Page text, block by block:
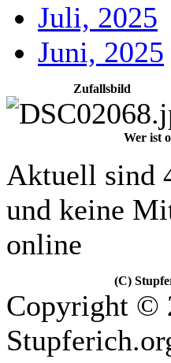
Juli, 2025
Juni, 2025
Zufallsbild
Wer ist
Aktuell sind
und keine
online
(C)
Copyright ©